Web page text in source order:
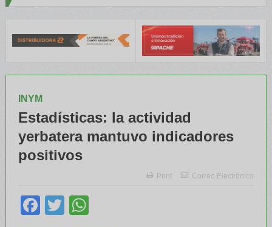
INYM
Estadísticas: la actividad
yerbatera mantuvo indicadores
positivos
Print Correo Electrónico
Facebook
Twitter